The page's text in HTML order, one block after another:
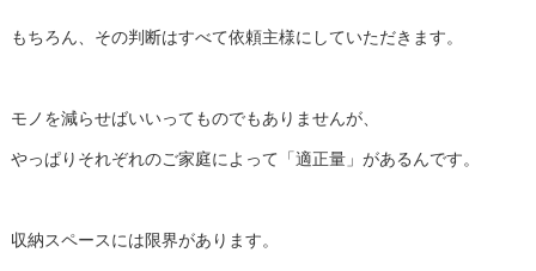
もちろん、その判断はすべて依頼主様にしていただきます。
モノを減らせばいいってものでもありませんが、
やっぱりそれぞれのご家庭によって「適正量」があるんです。
収納スペースには限界があります。